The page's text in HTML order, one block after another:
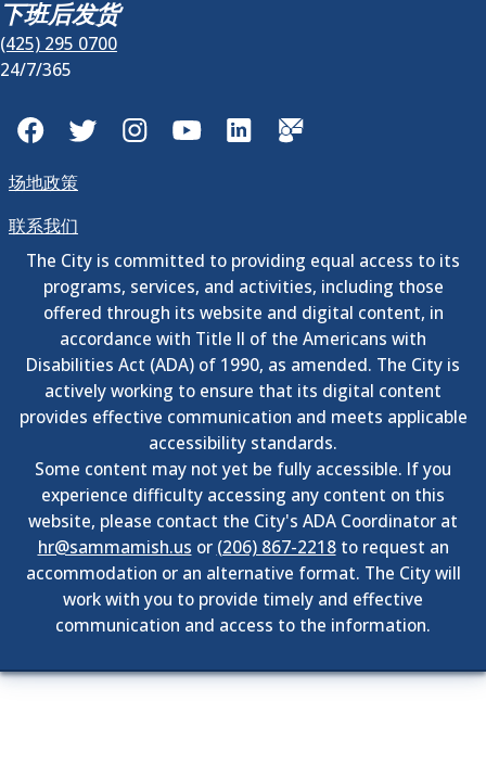
下班后发货
(425) 295 0700
24/7/365
FacebookTwitterInstagramYouTubeLinkedInGovDelivery
场地政策
联系我们
The City is committed to providing equal access to its
programs, services, and activities, including those
offered through its website and digital content, in
accordance with Title II of the Americans with
Disabilities Act (ADA) of 1990, as amended. The City is
actively working to ensure that its digital content
provides effective communication and meets applicable
accessibility standards.
Some content may not yet be fully accessible. If you
experience difficulty accessing any content on this
website, please contact the City's ADA Coordinator at
hr@sammamish.us or (206) 867-2218to request an
accommodation or an alternative format. The City will
work with you to provide timely and effective
communication and access to the information.